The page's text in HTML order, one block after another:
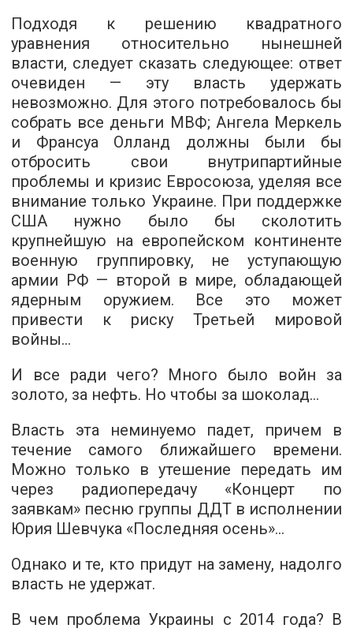
Подходя к решению квадратного
уравнения относительно нынешней
власти, следует сказать следующее: ответ
очевиден — эту власть удержать
невозможно. Для этого потребовалось бы
собрать все деньги МВФ; Ангела Меркель
и Франсуа Олланд должны были бы
отбросить свои внутрипартийные
проблемы и кризис Евросоюза, уделяя все
внимание только Украине. При поддержке
США нужно было бы сколотить
крупнейшую на европейском континенте
военную группировку, не уступающую
армии РФ — второй в мире, обладающей
ядерным оружием. Все это может
привести к риску Третьей мировой
войны…
И все ради чего? Много было войн за
золото, за нефть. Но чтобы за шоколад…
Власть эта неминуемо падет, причем в
течение самого ближайшего времени.
Можно только в утешение передать им
через радиопередачу «Концерт по
заявкам» песню группы ДДТ в исполнении
Юрия Шевчука «Последняя осень»…
Однако и те, кто придут на замену, надолго
власть не удержат.
В чем проблема Украины с 2014 года? В